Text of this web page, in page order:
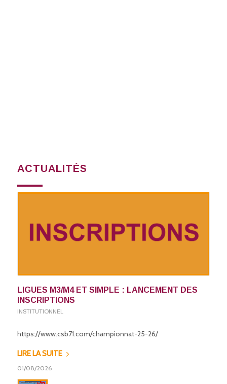
ACTUALITÉS
LIGUES M3/M4 ET SIMPLE : LANCEMENT DES
INSCRIPTIONS
INSTITUTIONNEL
https://www.csb71.com/championnat-25-26/
LIRE LA SUITE
01/08/2026